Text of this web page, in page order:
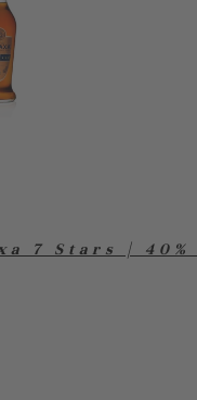
7 Stars | 40%